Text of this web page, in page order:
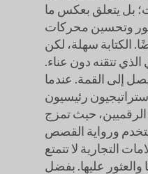
بل يتعلق بعكس ما
وتحسين محركات
الكتابة سهلة، لكن
تتقنه دون عناء.
إلى القمة. عندما
رئيسيون
حيث تمزج
ورواية القصص
التجارية لا تتمتع
عليها. بفضل